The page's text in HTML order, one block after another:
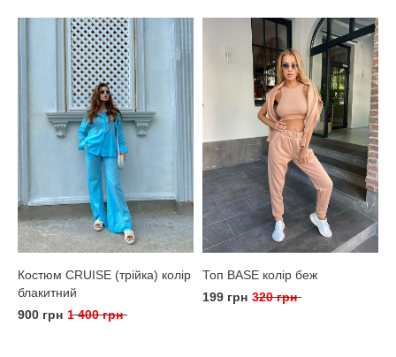
Костюм CRUISE (трійка) колір
блакитний
900 грн 1 400 грн
Топ BASE колір беж
199 грн 320 грн